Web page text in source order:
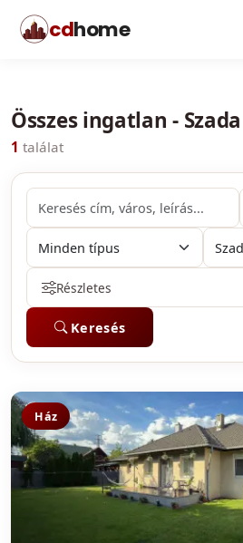
cdhome
Összes ingatlan - Szada
1 találat
Részletes
Keresés
Ház